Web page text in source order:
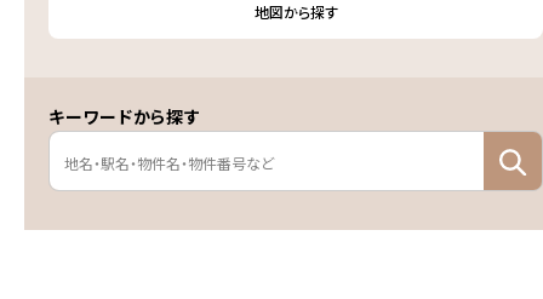
地図から探す
キーワードから探す